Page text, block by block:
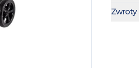
Zwroty